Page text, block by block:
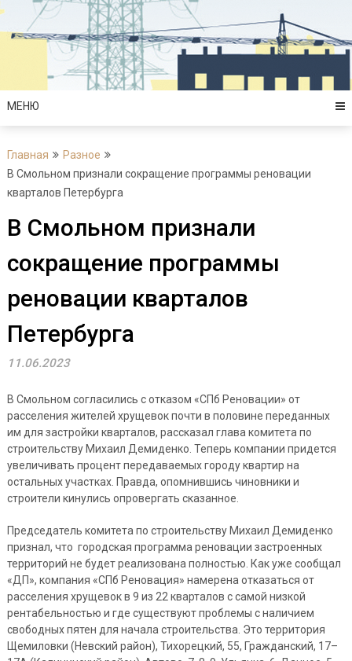
Перейти
содержимому
МЕНЮ
Главная
Разное
В Смольном признали сокращение программы реновации
кварталов Петербурга
В Смольном признали
сокращение программы
реновации кварталов
Петербурга
11.06.2023
В Смольном согласились с отказом «СПб Реновации» от
расселения жителей хрущевок почти в половине переданных
им для застройки кварталов, рассказал глава комитета по
строительству Михаил Демиденко. Теперь компании придется
увеличивать процент передаваемых городу квартир на
остальных участках. Правда, опомнившись чиновники и
строители кинулись опровергать сказанное.
Председатель комитета по строительству Михаил Демиденко
признал, что городская программа реновации застроенных
территорий не будет реализована полностью. Как уже сообщал
«ДП», компания «СПб Реновация» намерена отказаться от
расселения хрущевок в 9 из 22 кварталов с самой низкой
рентабельностью и где существуют проблемы с наличием
свободных пятен для начала строительства. Это территория
Щемиловки (Невский район), Тихорецкий, 55, Гражданский, 17–